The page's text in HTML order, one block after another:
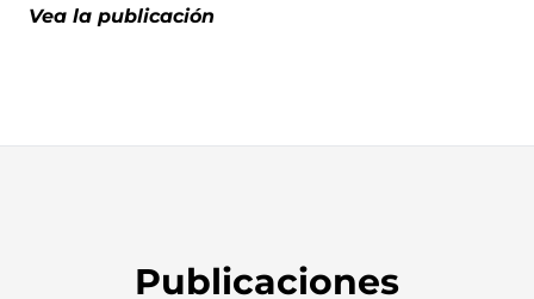
Vea la publicación
Publicaciones